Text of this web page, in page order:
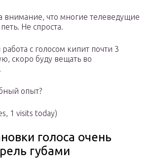
внимание, что многие телеведущие
Не спроста.
работа с голосом кипит почти 3
скоро буду вещать во
опыт?
1 visits today)
голоса очень
губами